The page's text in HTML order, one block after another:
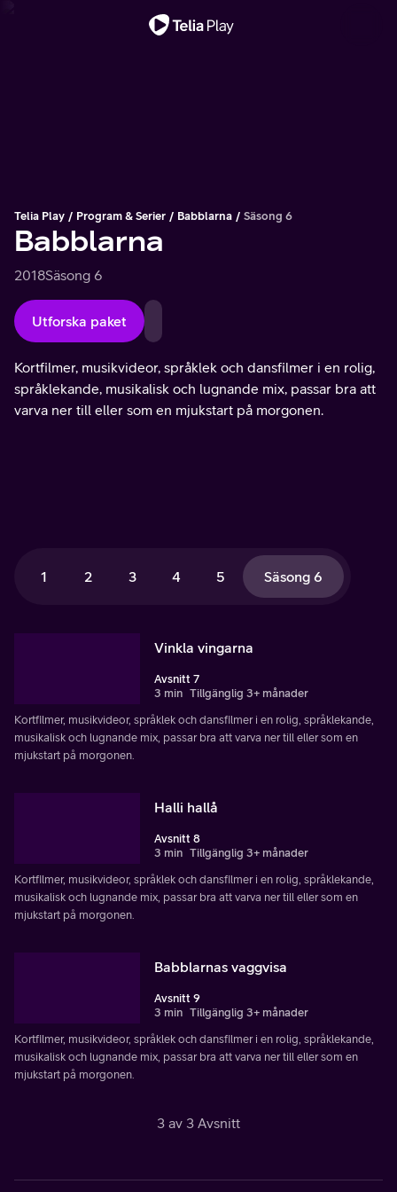
Telia Play Program & Serier Babblarna Säsong 6
Babblarna
2018Säsong 6
Utforska paket
Kortfilmer, musikvideor, språklek och dansfilmer i en rolig,
språklekande, musikalisk och lugnande mix, passar bra att
varva ner till eller som en mjukstart på morgonen.
1 2 3 4 5 Säsong 6
Vinkla vingarna
Avsnitt 7
3 min Tillgänglig 3+ månader
Kortfilmer, musikvideor, språklek och dansfilmer i en rolig, språklekande,
musikalisk och lugnande mix, passar bra att varva ner till eller som en
mjukstart på morgonen.
Halli hallå
Avsnitt 8
3 min Tillgänglig 3+ månader
Kortfilmer, musikvideor, språklek och dansfilmer i en rolig, språklekande,
musikalisk och lugnande mix, passar bra att varva ner till eller som en
mjukstart på morgonen.
Babblarnas vaggvisa
Avsnitt 9
3 min Tillgänglig 3+ månader
Kortfilmer, musikvideor, språklek och dansfilmer i en rolig, språklekande,
musikalisk och lugnande mix, passar bra att varva ner till eller som en
mjukstart på morgonen.
3 av 3 Avsnitt